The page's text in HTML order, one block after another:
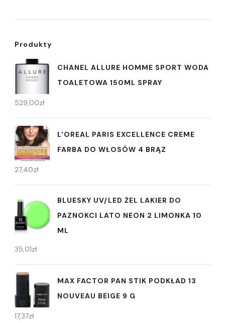
Produkty
CHANEL ALLURE HOMME SPORT WODA
TOALETOWA 150ML SPRAY
529,00zł
L'OREAL PARIS EXCELLENCE CREME
FARBA DO WŁOSÓW 4 BRĄZ
27,40zł
BLUESKY UV/LED ŻEL LAKIER DO
PAZNOKCI LATO NEON 2 LIMONKA 10
ML
35,01zł
MAX FACTOR PAN STIK PODKŁAD 13
NOUVEAU BEIGE 9 G
17,37zł